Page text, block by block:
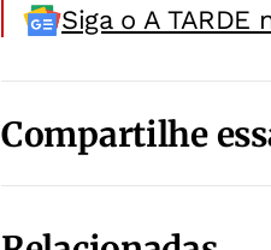
Siga o A TARDE
Compartilhe